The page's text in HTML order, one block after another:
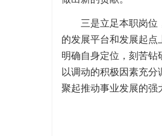
三是立足本职岗位
的发展平台和发展起点
明确自身定位，刻苦
以调动的积极因素充
聚起推动事业发展的强